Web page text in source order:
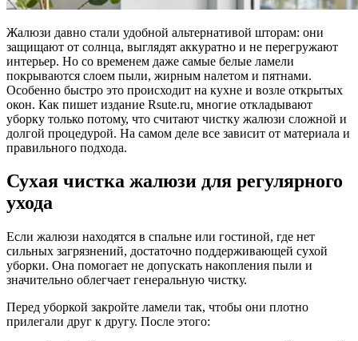
Жалюзи давно стали удобной альтернативой шторам: они
защищают от солнца, выглядят аккуратно и не перегружают
интерьер. Но со временем даже самые белые ламели
покрываются слоем пыли, жирным налетом и пятнами.
Особенно быстро это происходит на кухне и возле открытых
окон. Как пишет издание Rsute.ru, многие откладывают
уборку только потому, что считают чистку жалюзи сложной и
долгой процедурой. На самом деле все зависит от материала и
правильного подхода.
Сухая чистка жалюзи для регулярного
ухода
Если жалюзи находятся в спальне или гостиной, где нет
сильных загрязнений, достаточно поддерживающей сухой
уборки. Она помогает не допускать накопления пыли и
значительно облегчает генеральную чистку.
Перед уборкой закройте ламели так, чтобы они плотно
прилегали друг к другу. После этого: